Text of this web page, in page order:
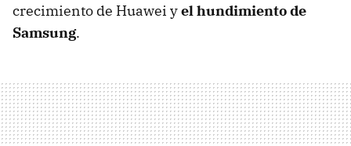
crecimiento de Huawei yel hundimiento de
Samsung.